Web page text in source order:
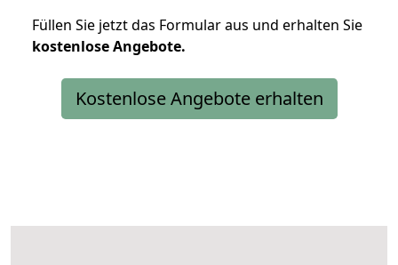
Füllen Sie jetzt das Formular aus und erhalten Sie
kostenloseAngebote.
Kostenlose Angebote erhalten